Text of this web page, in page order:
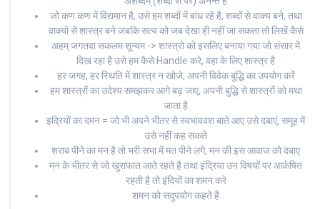
जो कण कण में विद्यमान है, उसे हम शब्दों में बांध रहे है, शब्दों से वाक्य बने, तथा
वाक्यों से शास्त्र बने जबकि सत्य को जब देखा ही नहीं जा सकता तो लिखें कैसे
अहम् जगतवा सकलम शून्यम -> शास्त्रो को इसलिए बनाया गया जो संसार में
दिख रहा है उसे हम कैसे Handle करे, वहा के लिए शास्त्र है
हर जगह, हर स्थिति में शास्त्र न खोजे, अपनी विवेक बुद्धि का उपयोग करें
हम शास्त्रों का उदेश्य समझकर आगे बढ़ जाए, अपनी बुद्धि से शास्त्रों को मथा
जाता है
इद्रियों का दमन = जो भी अपने भीतर से स्वभाववश बाते आए उसे दबाएं, समूह में
उसे नहीं कह सकते
शराब पीने का मन है तो भरी सभा में मत पीने लगे, मन की इस आवाज को दबाए
मन के भीतर से जो खुराफात आते रहते है तथा इंद्रिया उन विषयों पर आर्कषित
रहती है तो इंदियों का शमन करे
शमन को सदुपयोग कहते है